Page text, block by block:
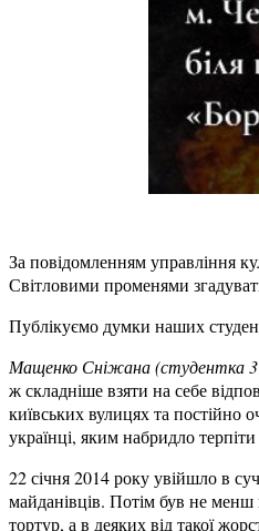
За повідомленням управління
Світловими променями
Публікуємо думки наших
Мащенко Сніжана (студентка 3
ж складніше взяти на себе
київських вулицях та постійно
українці, яким набридло
22 січня 2014 року увійшло в
майданівців. Потім був не
тортур, а в деяких від такої